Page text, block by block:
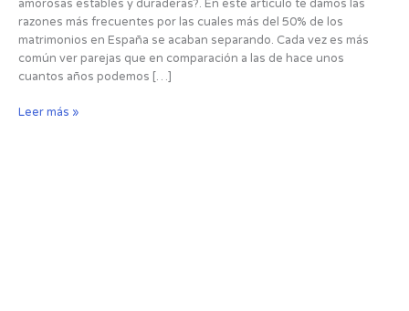
amorosas estables y duraderas?. En este artículo te damos las
razones más frecuentes por las cuales más del 50% de los
matrimonios en España se acaban separando. Cada vez es más
común ver parejas que en comparación a las de hace unos
cuantos años podemos […]
Leer más »